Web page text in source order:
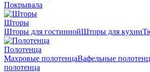
Покрывала
Шторы
Шторы для гостиннойШторы для кухни
Полотенца
Махровые полотенцаВафельные
полотенца